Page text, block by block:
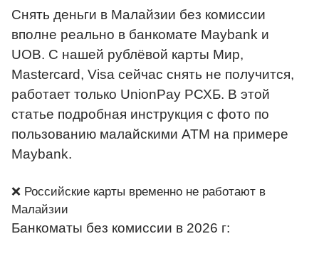
Снять деньги в Малайзии без комиссии
вполне реально в банкомате Maybank и
UOB. С нашей рублёвой карты Мир,
Mastercard, Visa сейчас снять не получится,
работает только UnionPay РСХБ. В этой
статье подробная инструкция с фото по
пользованию малайскими АТМ на примере
Maybank.
❌ Российские карты временно не работают в
Малайзии
Банкоматы без комиссии в 2026 г: